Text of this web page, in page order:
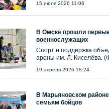
15 июля 2026 11:06
В Омске прошли
военнослужащих
Спорт и поддержка
арены им. Л. Киселёва.
19 апреля 2026 18:24
В Марьяновском
семьям бойцов